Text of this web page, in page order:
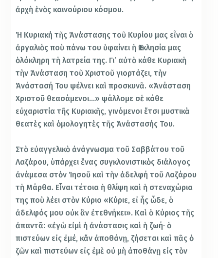
ἀρχὴ ἑνὸς καινούριου κόσμου.
Ἡ Κυριακή τῆς Ἀνάστασης τοῦ Κυρίου μας εἶναι ὁ
ἀργαλιὸς ποὺ πάνω του ὑφαίνει ἡ Ἐκκλησία μας
ὁλόκληρη τὴ λατρεία της. Γι’ αὐτὸ κάθε Κυριακὴ
τὴν Ἀνάσταση τοῦ Χριστοῦ γιορτάζει, τὴν
Ἀνάστασή Του ψέλνει καὶ προσκυνᾶ. «Ἀνάσταση
Χριστοῦ θεασάμενοι…» ψάλλομε σὲ κάθε
εὐχαριστία τῆς Κυριακῆς, γινόμενοι ἔτσι μυστικὰ
θεατὲς καὶ ὁμολογητὲς τῆς Ἀνάστασής Του.
Στὸ εὐαγγελικὸ ἀνάγνωσμα τοῦ Σαββάτου τοῦ
Λαζάρου, ὑπάρχει ἕνας συγκλονιστικὸς διάλογος
ἀνάμεσα στὸν Ἰησοῦ καὶ τὴν ἀδελφή τοῦ Λαζάρου
τὴ Μάρθα. Εἶναι τέτοια ἡ θλίψη καὶ ἡ στεναχώρια
της ποὺ λέει στὸν Κύριο «Κύριε, εἰ ἦς ὧδε, ὁ
ἀδελφός μου οὐκ ἂν ἐτεθνήκει». Καὶ ὁ Κύριος τῆς
ἀπαντᾶ: «ἐγὼ εἰμὶ ἡ ἀνάστασις καὶ ἡ ζωή· ὁ
πιστεύων εἰς ἐμέ, κἄν ἀποθάνῃ, ζήσεται καὶ πᾶς ὁ
ζῶν καὶ πιστεύων εἰς ἐμὲ οὐ μὴ ἀποθάνῃ εἰς τὸν